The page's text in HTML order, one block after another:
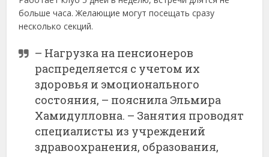
больше часа. Желающие могут посещать сразу
несколько секций.
– Нагрузка на пенсионеров
распределяется с учетом их
здоровья и эмоционального
состояния, – пояснила Эльмира
Хамидулловна. – Занятия проводят
специалисты из учреждений
здравоохранения, образования,